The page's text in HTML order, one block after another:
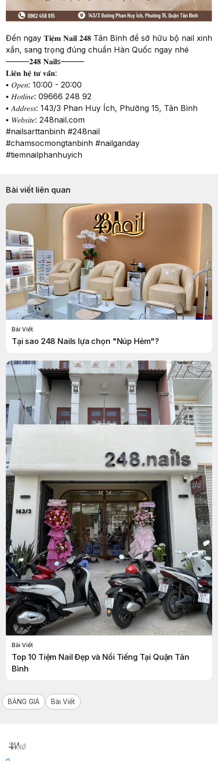
Đến ngay 𝐓𝐢𝐞̣̂𝐦 𝐍𝐚𝐢𝐥 𝟐𝟒𝟖 Tân Bình để sở hữu bộ nail xinh
xắn, sang trọng đúng chuẩn Hàn Quốc ngay nhé
———𝟐𝟒𝟖 𝐍𝐚𝐢𝐥s———
𝐋𝐢𝐞̂𝐧 𝐡𝐞̣̂ 𝐭𝐮̛ 𝐯𝐚̂́𝐧:
▪️ 𝑂𝑝𝑒𝑛: 10:00 - 20:00
▪️ 𝐻𝑜𝑡𝑙𝑖𝑛𝑒: 09666 248 92
▪️ 𝐴𝑑𝑑𝑟𝑒𝑠𝑠: 143/3 Phan Huy Ích, Phường 15, Tân Bình
▪️ 𝑊𝑒𝑏𝑠𝑖𝑡𝑒: 248nail.com
#nailsarttanbinh #248nail
#chamsocmongtanbinh #nailganday
#tiemnailphanhuyich
Bài viết liên quan
Bài Viết
Tại sao 248 Nails lựa chọn "Núp Hẻm"?
Bài Viết
Top 10 Tiệm Nail Đẹp và Nổi Tiếng Tại Quận Tân
Bình
BẢNG GIÁ Bài Viết